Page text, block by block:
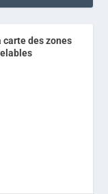
carte des zones